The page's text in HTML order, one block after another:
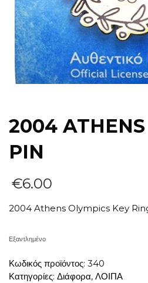
2004
PIN
€6.00
2004 Athens Olympics Key
Εξαντλημένο
Κωδικός προϊόντος: 340
Κατηγορίες: Διάφορα, ΛΟΙΠΑ